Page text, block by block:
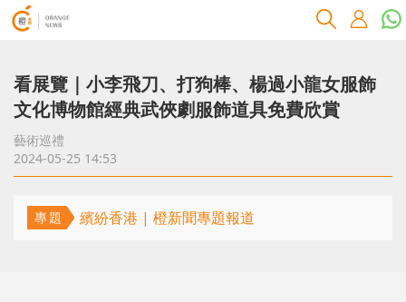
看展覽｜小李飛刀、打狗棒、楊過小龍女服飾
文化博物館經典武俠劇服飾道具免費欣賞
藝術巡禮
2024-05-25 14:53
專題 繽紛香港 | 橙新聞專題報道